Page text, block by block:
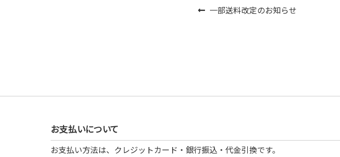
投稿ナビゲーション
前
一部送料改定のお知らせ
お支払いについて
お支払い方法は、クレジットカード・銀行振込・代金引換です。